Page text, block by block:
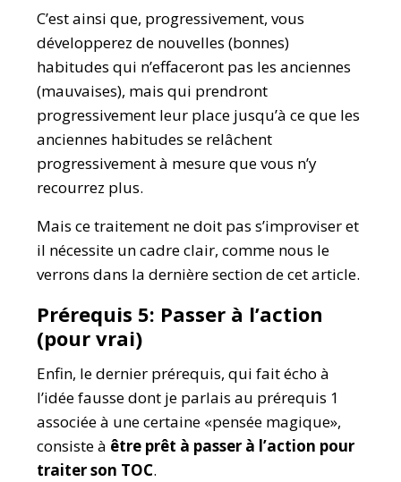
C’est ainsi que, progressivement, vous
développerez de nouvelles (bonnes)
habitudes qui n’effaceront pas les anciennes
(mauvaises), mais qui prendront
progressivement leur place jusqu’à ce que les
anciennes habitudes se relâchent
progressivement à mesure que vous n’y
recourrez plus.
Mais ce traitement ne doit pas s’improviser et
il nécessite un cadre clair, comme nous le
verrons dans la dernière section de cet article.
Prérequis 5: Passer à l’action
(pour vrai)
Enfin, le dernier prérequis, qui fait écho à
l’idée fausse dont je parlais au prérequis 1
associée à une certaine «pensée magique»,
consiste à être prêt à passer à l’action pour
traiter son TOC.